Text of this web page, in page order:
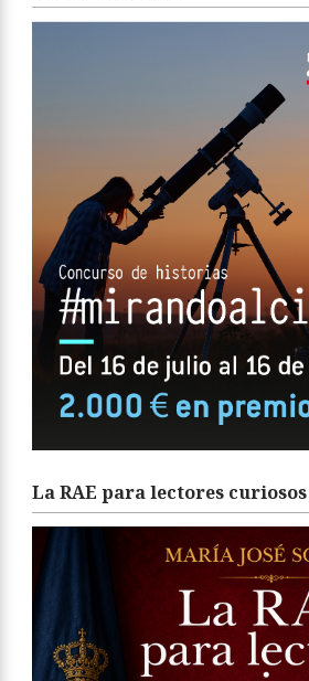
La RAE para lectores curiosos